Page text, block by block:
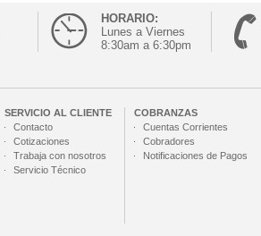
HORARIO:
Lunes a Viernes
8:30am a 6:30pm
SERVICIO AL CLIENTE
Contacto
Cotizaciones
Trabaja con nosotros
Servicio Técnico
COBRANZAS
Cuentas Corrientes
Cobradores
Notificaciones de Pagos